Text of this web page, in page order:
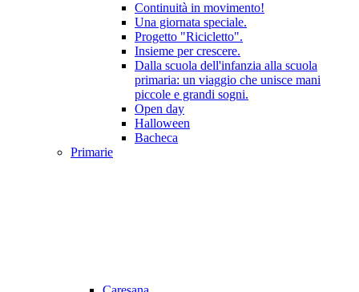
Continuità in movimento!
Una giornata speciale.
Progetto "Ricicletto".
Insieme per crescere.
Dalla scuola dell'infanzia alla scuola
primaria: un viaggio che unisce mani
piccole e grandi sogni.
Open day
Halloween
Bacheca
Primarie